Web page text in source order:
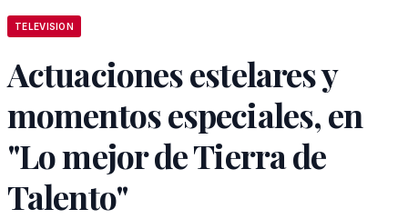
TELEVISION
Actuaciones estelares y
momentos especiales, en
"Lo mejor de Tierra de
Talento"